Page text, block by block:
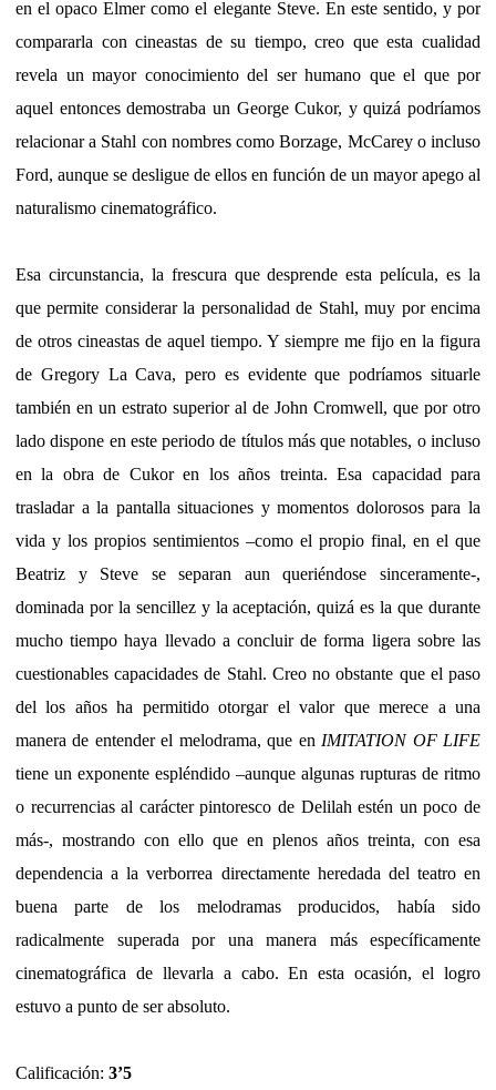
en el opaco Elmer como el elegante Steve. En este sentido, y por
compararla con cineastas de su tiempo, creo que esta cualidad
revela un mayor conocimiento del ser humano que el que por
aquel entonces demostraba un George Cukor, y quizá podríamos
relacionar a Stahl con nombres como Borzage, McCarey o incluso
Ford, aunque se desligue de ellos en función de un mayor apego al
naturalismo cinematográfico.
Esa circunstancia, la frescura que desprende esta película, es la
que permite considerar la personalidad de Stahl, muy por encima
de otros cineastas de aquel tiempo. Y siempre me fijo en la figura
de Gregory La Cava, pero es evidente que podríamos situarle
también en un estrato superior al de John Cromwell, que por otro
lado dispone en este periodo de títulos más que notables, o incluso
en la obra de Cukor en los años treinta. Esa capacidad para
trasladar a la pantalla situaciones y momentos dolorosos para la
vida y los propios sentimientos –como el propio final, en el que
Beatriz y Steve se separan aun queriéndose sinceramente-,
dominada por la sencillez y la aceptación, quizá es la que durante
mucho tiempo haya llevado a concluir de forma ligera sobre las
cuestionables capacidades de Stahl. Creo no obstante que el paso
del los años ha permitido otorgar el valor que merece a una
manera de entender el melodrama, que en IMITATION OF LIFE
tiene un exponente espléndido –aunque algunas rupturas de ritmo
o recurrencias al carácter pintoresco de Delilah estén un poco de
más-, mostrando con ello que en plenos años treinta, con esa
dependencia a la verborrea directamente heredada del teatro en
buena parte de los melodramas producidos, había sido
radicalmente superada por una manera más específicamente
cinematográfica de llevarla a cabo. En esta ocasión, el logro
estuvo a punto de ser absoluto.
Calificación: 3’5